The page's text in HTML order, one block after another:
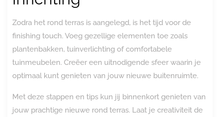
Zodra het rond terras is aangelegd, is het tijd voor de
finishing touch. Voeg gezellige elementen toe zoals
plantenbakken, tuinverlichting of comfortabele
tuinmeubelen. Creëer een uitnodigende sfeer waarin je
optimaal kunt genieten van jouw nieuwe buitenruimte.
Met deze stappen en tips kun jij binnenkort genieten van
jouw prachtige nieuwe rond terras. Laat je creativiteit de